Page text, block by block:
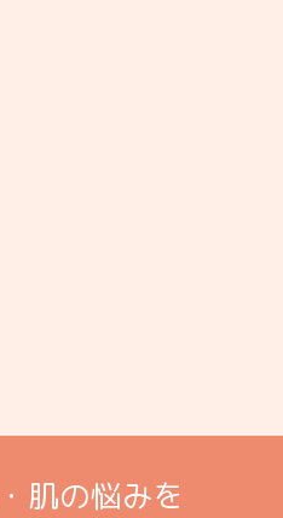
肌の悩みを